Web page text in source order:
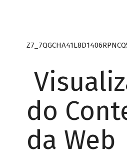
do
da Web